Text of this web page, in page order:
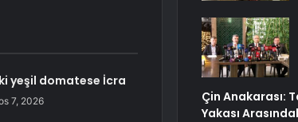
yeşil domatese İcra
7, 2026
Çin Anakarası:
Yakası